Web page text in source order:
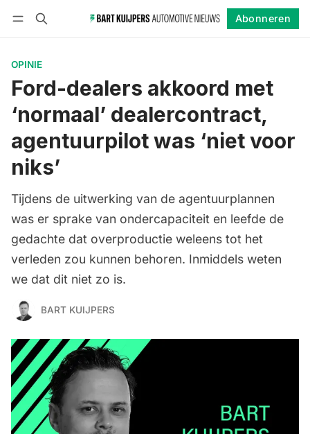
Abonneren
OPINIE
Ford-dealers akkoord met
‘normaal’ dealercontract,
agentuurpilot was ‘niet voor
niks’
Tijdens de uitwerking van de agentuurplannen
was er sprake van ondercapaciteit en leefde de
gedachte dat overproductie weleens tot het
verleden zou kunnen behoren. Inmiddels weten
we dat dit niet zo is.
BART KUIJPERS